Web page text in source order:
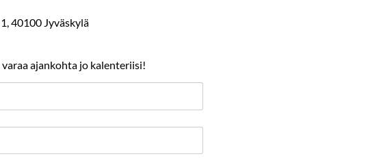
40100 Jyväskylä
ajankohta jo kalenteriisi!